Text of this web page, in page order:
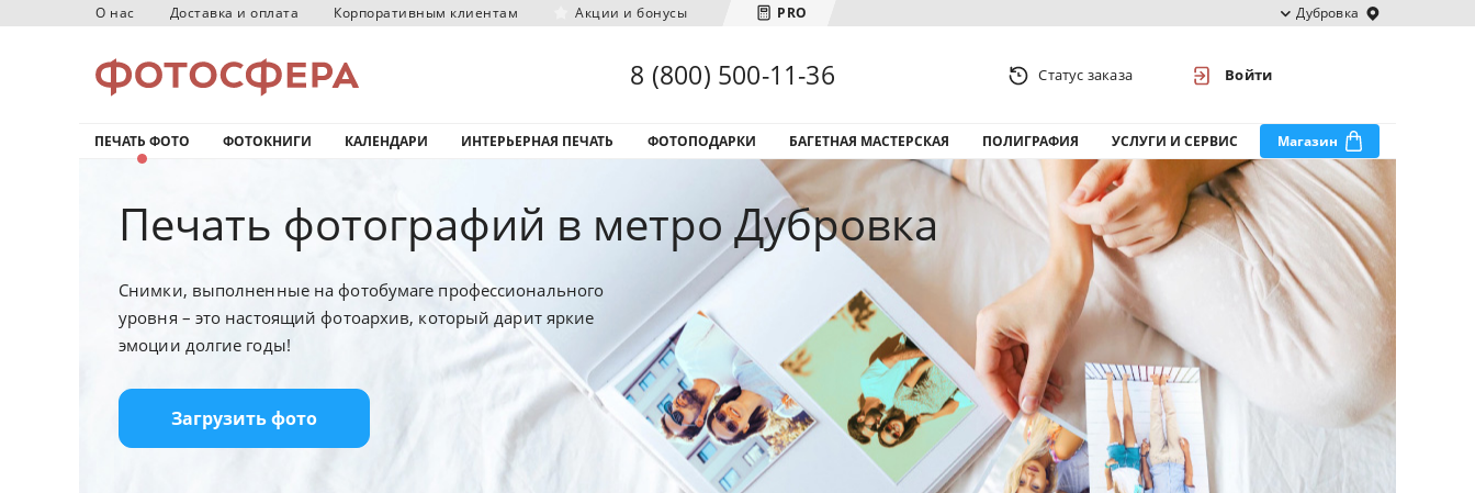
О нас Доставка и оплата Корпоративным клиентам Акции и бонусы PRO Дубровка
Загрузка городов...
8 (800) 500-11-36 Статус заказа Войти
ПЕЧАТЬ ФОТО ФОТОКНИГИ КАЛЕНДАРИ ИНТЕРЬЕРНАЯ ПЕЧАТЬ ФОТОПОДАРКИ БАГЕТНАЯ МАСТЕРСКАЯ ПОЛИГРАФИЯ УСЛУГИ И СЕРВИС Магазин
Печать фотографий в метро Дубровка
Снимки, выполненные на фотобумаге профессионального
уровня – это настоящий фотоархив, который дарит яркие
эмоции долгие годы!
Загрузить фото